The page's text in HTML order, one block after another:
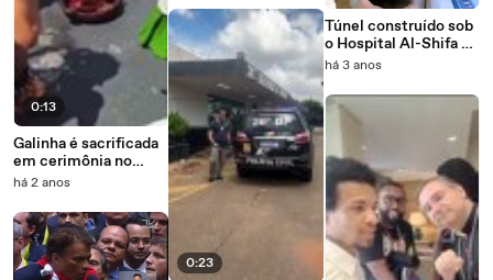
0:13
Galinha é sacrificada
em cerimônia no
Senado Mexicano
há 2 anos
Seif (PL-SC)
0:23
Túnel construído sob
o Hospital Al-Shifa e
usado pelo Hamas,
Defesa de Israel
há 3 anos